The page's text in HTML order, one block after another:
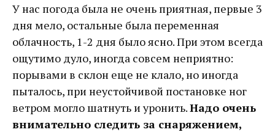
У нас погода была не очень приятная, первые 3
дня мело, остальные была переменная
облачность, 1-2 дня было ясно. При этом всегда
ощутимо дуло, иногда совсем неприятно:
порывами в склон еще не клало, но иногда
пыталось, при неустойчивой постановке ног
ветром могло шатнуть и уронить.Надо очень
внимательно следить за снаряжением,